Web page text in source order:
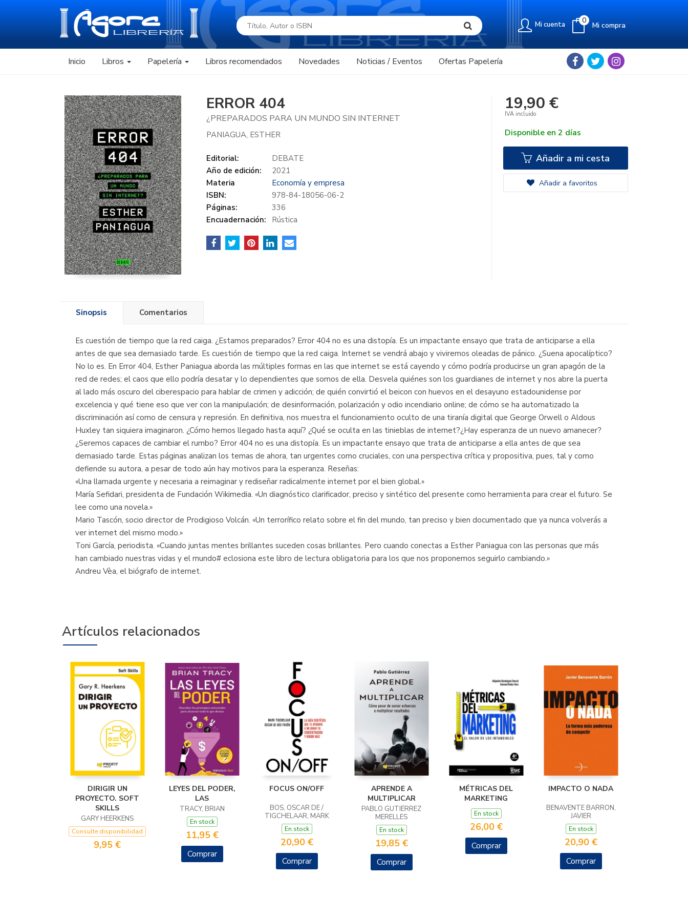
Mi cuenta Mi compra
0
Inicio Libros Papelería Libros recomendados Novedades Noticias / Eventos Ofertas Papelería
ERROR 404
¿PREPARADOS PARA UN MUNDO SIN INTERNET
PANIAGUA, ESTHER
Editorial:
DEBATE
Año de edición:
2021
Materia
Economía y empresa
ISBN:
978-84-18056-06-2
Páginas:
336
Encuadernación:
Rústica
19,90 €
IVA incluido
Disponible en 2 días
Añadir a mi cesta
Añadir a favoritos
Sinopsis Comentarios
Es cuestión de tiempo que la red caiga. ¿Estamos preparados? Error 404 no es una distopía. Es un impactante ensayo que trata de anticiparse a ella
antes de que sea demasiado tarde. Es cuestión de tiempo que la red caiga. Internet se vendrá abajo y viviremos oleadas de pánico. ¿Suena apocalíptico?
No lo es. En Error 404, Esther Paniagua aborda las múltiples formas en las que internet se está cayendo y cómo podría producirse un gran apagón de la
red de redes; el caos que ello podría desatar y lo dependientes que somos de ella. Desvela quiénes son los guardianes de internet y nos abre la puerta
al lado más oscuro del ciberespacio para hablar de crimen y adicción; de quién convirtió el beicon con huevos en el desayuno estadounidense por
excelencia y qué tiene eso que ver con la manipulación; de desinformación, polarización y odio incendiario online; de cómo se ha automatizado la
discriminación así como de censura y represión. En definitiva, nos muestra el funcionamiento oculto de una tiranía digital que George Orwell o Aldous
Huxley tan siquiera imaginaron. ¿Cómo hemos llegado hasta aquí? ¿Qué se oculta en las tinieblas de internet?¿Hay esperanza de un nuevo amanecer?
¿Seremos capaces de cambiar el rumbo? Error 404 no es una distopía. Es un impactante ensayo que trata de anticiparse a ella antes de que sea
demasiado tarde. Estas páginas analizan los temas de ahora, tan urgentes como cruciales, con una perspectiva crítica y propositiva, pues, tal y como
defiende su autora, a pesar de todo aún hay motivos para la esperanza. Reseñas:
«Una llamada urgente y necesaria a reimaginar y rediseñar radicalmente internet por el bien global.»
María Sefidari, presidenta de Fundación Wikimedia. «Un diagnóstico clarificador, preciso y sintético del presente como herramienta para crear el futuro. Se
lee como una novela.»
Mario Tascón, socio director de Prodigioso Volcán. «Un terrorífico relato sobre el fin del mundo, tan preciso y bien documentado que ya nunca volverás a
ver internet del mismo modo.»
Toni García, periodista. «Cuando juntas mentes brillantes suceden cosas brillantes. Pero cuando conectas a Esther Paniagua con las personas que más
han cambiado nuestras vidas y el mundo# eclosiona este libro de lectura obligatoria para los que nos proponemos seguirlo cambiando.»
Andreu Vèa, el biógrafo de internet.
Artículos relacionados
DIRIGIR UN
PROYECTO. SOFT
SKILLS
GARY HEERKENS
Consulte disponibilidad
9,95 €
LEYES DEL PODER,
LAS
TRACY, BRIAN
En stock
11,95 €
Comprar
FOCUS ON/OFF
BOS, OSCAR DE /
TIGCHELAAR, MARK
En stock
20,90 €
Comprar
APRENDE A
MULTIPLICAR
PABLO GUTIÉRREZ
MERELLES
En stock
19,85 €
Comprar
MÉTRICAS DEL
MARKETING
En stock
26,00 €
Comprar
IMPACTO O NADA
BENAVENTE BARRON,
JAVIER
En stock
20,90 €
Comprar